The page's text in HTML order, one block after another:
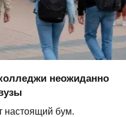
неожиданно
настоящий бум.